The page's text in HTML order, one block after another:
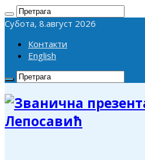
Субота, 8.август 2026
Контакти
English
Лепосавић